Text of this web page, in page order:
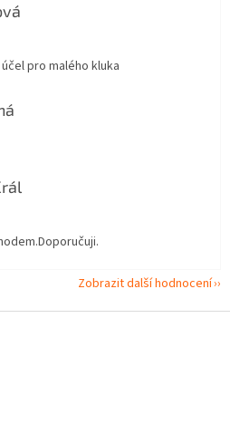
je 5 z 5 hvězdiček.
pro malého kluka
je 5 z 5 hvězdiček.
je 5 z 5 hvězdiček.
Zobrazit další hodnocení